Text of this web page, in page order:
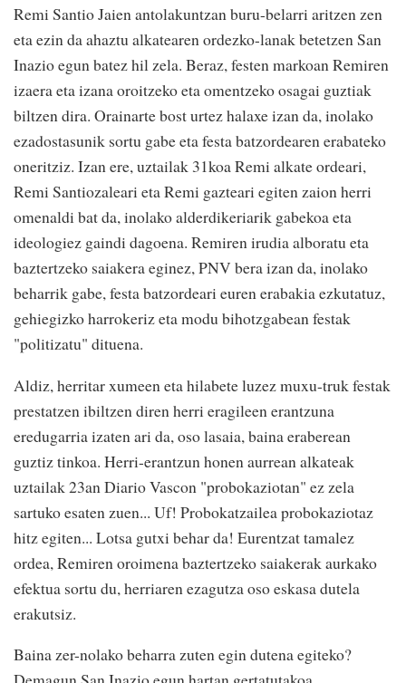
Remi Santio Jaien antolakuntzan buru-belarri aritzen zen
eta ezin da ahaztu alkatearen ordezko-lanak betetzen San
Inazio egun batez hil zela. Beraz, festen markoan Remiren
izaera eta izana oroitzeko eta omentzeko osagai guztiak
biltzen dira. Orainarte bost urtez halaxe izan da, inolako
ezadostasunik sortu gabe eta festa batzordearen erabateko
oneritziz. Izan ere, uztailak 31koa Remi alkate ordeari,
Remi Santiozaleari eta Remi gazteari egiten zaion herri
omenaldi bat da, inolako alderdikeriarik gabekoa eta
ideologiez gaindi dagoena. Remiren irudia alboratu eta
baztertzeko saiakera eginez, PNV bera izan da, inolako
beharrik gabe, festa batzordeari euren erabakia ezkutatuz,
gehiegizko harrokeriz eta modu bihotzgabean festak
"politizatu" dituena.
Aldiz, herritar xumeen eta hilabete luzez muxu-truk festak
prestatzen ibiltzen diren herri eragileen erantzuna
eredugarria izaten ari da, oso lasaia, baina eraberean
guztiz tinkoa. Herri-erantzun honen aurrean alkateak
uztailak 23an Diario Vascon "probokaziotan" ez zela
sartuko esaten zuen... Uf! Probokatzailea probokaziotaz
hitz egiten... Lotsa gutxi behar da! Eurentzat tamalez
ordea, Remiren oroimena baztertzeko saiakerak aurkako
efektua sortu du, herriaren ezagutza oso eskasa dutela
erakutsiz.
Baina zer-nolako beharra zuten egin dutena egiteko?